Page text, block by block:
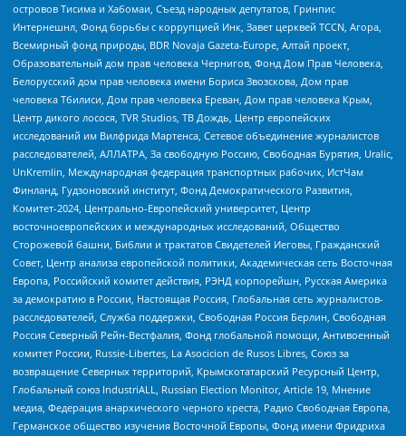
островов Тисима и Хабомаи, Съезд народных депутатов, Гринпис
Интернешнл, Фонд борьбы с коррупцией Инк, Завет церквей TCCN, Агора,
Всемирный фонд природы, BDR Novaja Gazeta-Europe, Алтай проект,
Образовательный дом прав человека Чернигов, Фонд Дом Прав Человека,
Белорусский дом прав человека имени Бориса Звозскова, Дом прав
человека Тбилиси, Дом прав человека Ереван, Дом прав человека Крым,
Центр дикого лосося, TVR Studios, ТВ Дождь, Центр европейских
исследований им Вилфрида Мартенса, Сетевое объединение журналистов
расследователей, АЛЛАТРА, За свободную Россию, Свободная Бурятия, Uralic,
UnKremlin, Международная федерация транспортных рабочих, ИстЧам
Финланд, Гудзоновский институт, Фонд Демократического Развития,
Комитет-2024, Центрально-Европейский университет, Центр
восточноевропейских и международных исследований, Общество
Сторожевой башни, Библии и трактатов Свидетелей Иеговы, Гражданский
Совет, Центр анализа европейской политики, Академическая сеть Восточная
Европа, Российский комитет действия, РЭНД корпорейшн, Русская Америка
за демократию в России, Настоящая Россия, Глобальная сеть журналистов-
расследователей, Служба поддержки, Свободная Россия Берлин, Свободная
Россия Северный Рейн-Вестфалия, Фонд глобальной помощи, Антивоенный
комитет России, Russie-Libertes, La Asocicion de Rusos Libres, Союз за
возвращение Северных территорий, Крымскотатарский Ресурсный Центр,
Глобальный союз IndustriALL, Russian Election Monitor, Article 19, Мнение
медиа, Федерация анархического черного креста, Радио Свободная Европа,
Германское общество изучения Восточной Европы, Фонд имени Фридриха